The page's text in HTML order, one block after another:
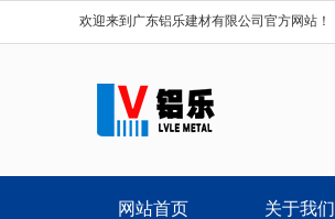
欢迎来到广东铝乐建材有限公司官方网站！
网站首页 关于我们